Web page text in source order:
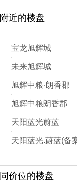
附近的楼盘
宝龙旭辉城
未来旭辉城
旭辉中粮·朗香郡
旭辉中粮朗香郡
天阳蓝光蔚蓝
天阳蓝光.蔚蓝(备
同价位的楼盘